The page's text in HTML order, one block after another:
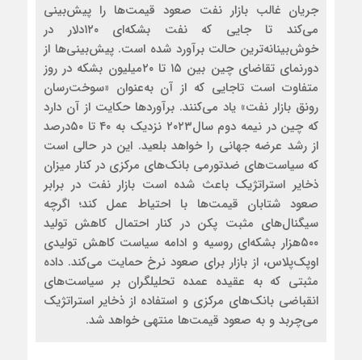
جریان غالب بازار نفت صعود قیمت‌ها را پیش‌بینی
می‌کند تا جایی که نفت بشکه‌ای ۱۲۰دلار در
خوش‌بینانه‌ترین حالت‌ برآورد شده است. پیش‌بینی‌ها از
دورنمای تقاضای چین بین ۱۵ تا ۲۰میلیون بشکه در روز
متفاوت است تاجایی که از آن به‌عنوان «سوخت‌رسان
رونق بازار نفت» یاد می‌کنند. برآورد‌ها حکایت از آن دارد
که چین در نیمه دوم سال۲۰۲۳ نزدیک به ۴۰ تا ۵۰درصد
از رشد عرضه جهانی را خواهد بلعید. این در حالی است
که سیاست‌های ضدتورمی بانک‌های مرکزی در کنار میزان
ذخایر استراتژیک باعث شده است بازار نفت در برابر
صعود شتابان قیمت‌ها با احتیاط عمل کند؛ اگرچه
سیگنا‌ل‌های مثبت پکن در کنار احتمال کاهش تولید
۵۰۰هزار بشکه‌ای روسیه و ادامه سیاست کاهش تولیدی
اوپک‌پلاس، از بازار برای صعود نرخ حمایت می‌کند. داده
مثبتی که به عقیده عمده تحلیلگران بر سیاست‌‌های
انقباضی بانک‌های مرکزی و استفاده از ذخایر استراتژیک
می‌چربد و به صعود قیمت‌ها منتهی خواهد شد.